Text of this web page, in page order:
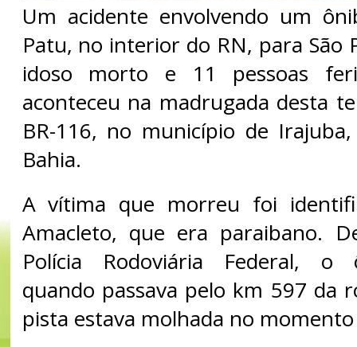
Um acidente envolvendo um
Patu, no interior do RN, para São
idoso morto e 11 pessoas
aconteceu na madrugada desta
BR-116, no município de
Bahia.
A vítima que morreu foi
Amacleto, que era paraibano.
Polícia Rodoviária Federal, o
quando passava pelo km 597 da
pista estava molhada no